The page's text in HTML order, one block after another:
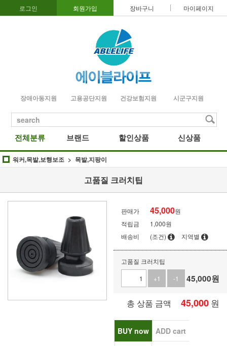
로그인 회원가입 장바구니 마이페이지
장애아동지원 고용공단지원 건강보험지원 시군구지원
search
전체분류 브랜드 할인상품 신상품
워커,목발,보행보조 목발,지팡이
고품질 크러치팁
판매가 45,000원
적립금
1,000원
배송비
(조건) 지역별
고품질 크러치팁
+1
-1 45,000원
총 상품 금액 45,000 원
BUY now ADD cart